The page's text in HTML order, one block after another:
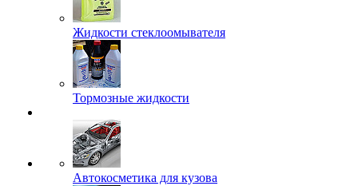
Жидкости стеклоомывателя
Тормозные жидкости
Автокосметика для кузова